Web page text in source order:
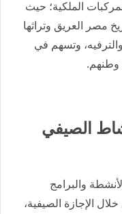
الملكية؛ حيث
مصر العريق وتراثها
وتسهم في
وطنهم.
الصيفي
والبرامج
الإجازة الصيفية،